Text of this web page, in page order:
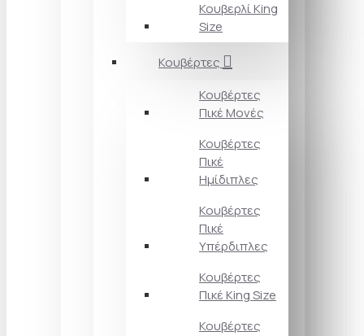
Κουβερλί King
Size
Κουβέρτες
Κουβέρτες
Πικέ Μονές
Κουβέρτες
Πικέ
Ημίδιπλες
Κουβέρτες
Πικέ
Υπέρδιπλες
Κουβέρτες
Πικέ King Size
Κουβέρτες